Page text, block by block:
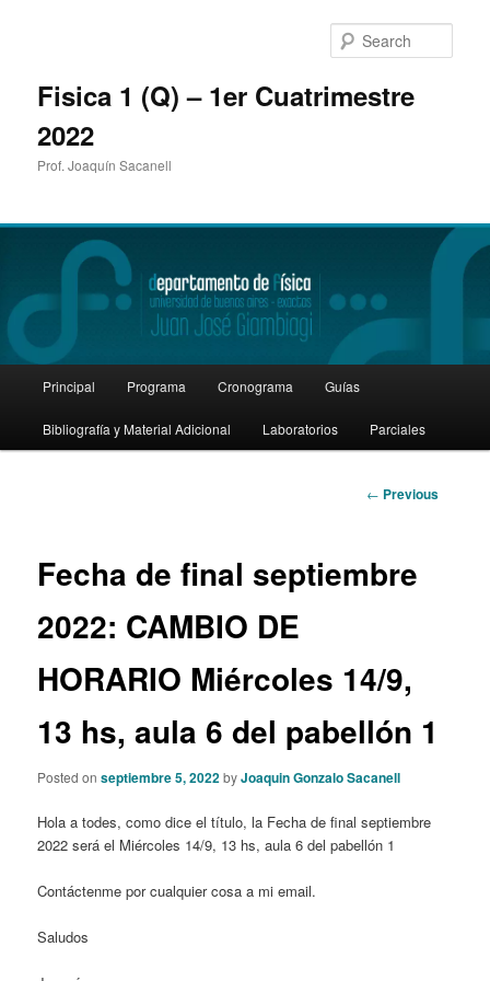
Fisica 1 (Q) – 1er Cuatrimestre
2022
Prof. Joaquín Sacanell
Skip
to
Principal Programa Cronograma Guías
Bibliografía y Material Adicional Laboratorios Parciales
Post
← Previous
Fecha de final septiembre
2022: CAMBIO DE
HORARIO Miércoles 14/9,
13 hs, aula 6 del pabellón 1
Posted onseptiembre 5, 2022byJoaquin Gonzalo Sacanell
Hola a todes, como dice el título, la Fecha de final septiembre
2022 será el Miércoles 14/9, 13 hs, aula 6 del pabellón 1
Contáctenme por cualquier cosa a mi email.
Saludos